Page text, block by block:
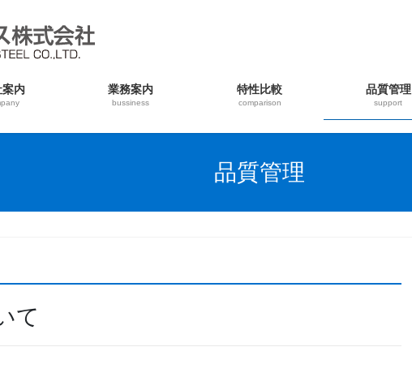
案内 業務案内
bussiness
特性比較
comparison
品質管理
support
品質管理
て